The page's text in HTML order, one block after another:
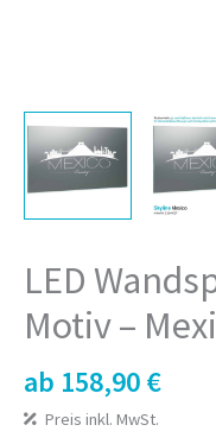
LED
Motiv –
ab 158,90€
Preis inkl. MwSt.